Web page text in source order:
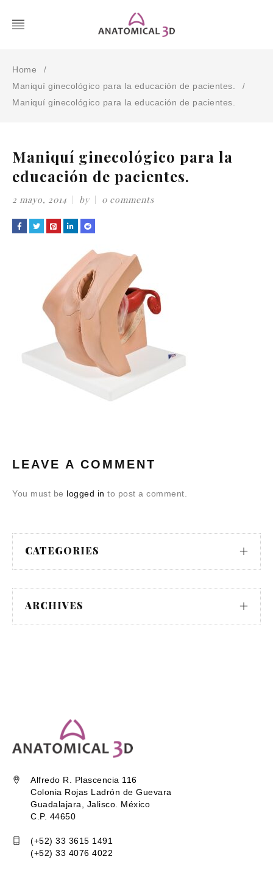
Home /
Maniquí ginecológico para la educación de pacientes. /
Maniquí ginecológico para la educación de pacientes.
Maniquí ginecológico para la
educación de pacientes.
2 mayo, 2014 by 0 comments
LEAVE A COMMENT
You must be logged in to post a comment.
CATEGORIES
ARCHIVES
Alfredo R. Plascencia 116
Colonia Rojas Ladrón de Guevara
Guadalajara, Jalisco. México
C.P. 44650
(+52) 33 3615 1491
(+52) 33 4076 4022